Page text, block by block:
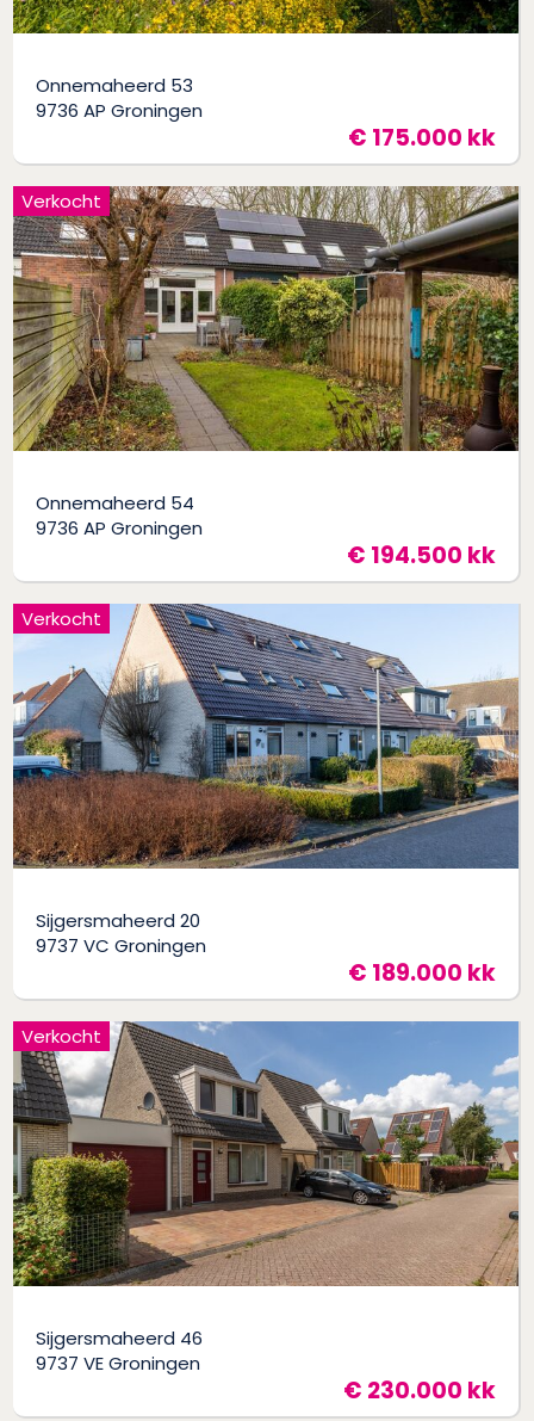
Onnemaheerd 53
9736 AP Groningen
€ 175.000 kk
Onnemaheerd 54
9736 AP Groningen
€ 194.500 kk
Verkocht
Sijgersmaheerd 20
9737 VC Groningen
€ 189.000 kk
Verkocht
Sijgersmaheerd 46
9737 VE Groningen
€ 230.000 kk
Verkocht